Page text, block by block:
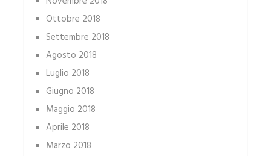
Ottobre 2018
Settembre 2018
Agosto 2018
Luglio 2018
Giugno 2018
Maggio 2018
Aprile 2018
Marzo 2018